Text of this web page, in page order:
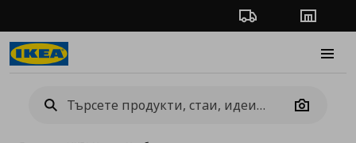
Проследяване на
Camera